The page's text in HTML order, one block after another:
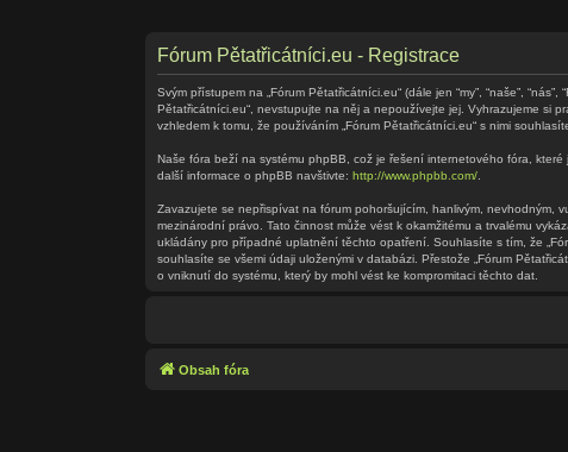
Fórum Pětatřicátníci.eu - Registrace
Svým přístupem na „Fórum Pětatřicátníci.eu“ (dále jen “my”, “naše”,
Pětatřicátníci.eu“, nevstupujte na něj a nepoužívejte jej. Vyhrazujeme si
vzhledem k tomu, že používáním „Fórum Pětatřicátníci.eu“ s nimi
Naše fóra beží na systému phpBB, což je řešení internetového fóra, které
další informace o phpBB navštivte: http://www.phpbb.com/
Zavazujete se nepřispívat na fórum pohoršujícím, hanlivým, nevhodným,
mezinárodní právo. Tato činnost může vést k okamžitému a trvalému
ukládány pro případné uplatnění těchto opatření. Souhlasíte s tím, že
souhlasíte se všemi údaji uloženými v databázi. Přestože „Fórum
o vniknutí do systému, který by mohl vést ke kompromitaci těchto dat.
Obsah fóra